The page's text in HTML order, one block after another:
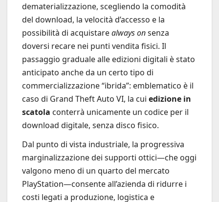
dematerializzazione, scegliendo la comodità
del download, la velocità d’accesso e la
possibilità di acquistarealways onsenza
doversi recare nei punti vendita fisici. Il
passaggio graduale alle edizioni digitali è stato
anticipato anche da un certo tipo di
commercializzazione “ibrida”: emblematico è il
caso di Grand Theft Auto VI, la cui edizione in
scatola conterrà unicamente un codice per il
download digitale, senza disco fisico.
Dal punto di vista industriale, la progressiva
marginalizzazione dei supporti ottici—che oggi
valgono meno di un quarto del mercato
PlayStation—consente all’azienda di ridurre i
costi legati a produzione, logistica e